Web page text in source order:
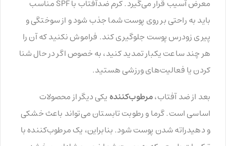
معرض آسیب قرار می‌گیرد. کرم ضدآفتاب با SPF مناسب
باید به راحتی بر روی پوست شما جذب شود و از سوختگی و
پیری زودرس پوست جلوگیری کند. فراموش نکنید که آن را
هر چند ساعت یکبار تمدید کنید، به خصوص اگر در حال شنا
کردن یا فعالیت‌های ورزشی هستید.
بعد از ضد آفتاب،مرطوب‌کننده یکی دیگر از محصولات
اساسی است. گرما و رطوبت تابستان می‌تواند باعث خشکی
و دهیدراته شدن پوست شود. بنابراین، یک مرطوب‌کننده با